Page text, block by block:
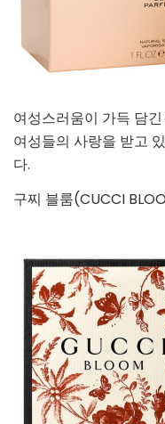
여성스러움이 가득 담
여성들의 사랑을 받고
다.
구찌 블룸(CUCCI